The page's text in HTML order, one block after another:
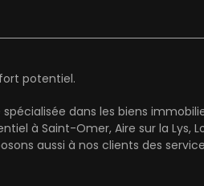
potentiel.
dans les biens
à Saint-Omer, Aire sur la Lys,
aussi à nos clients des